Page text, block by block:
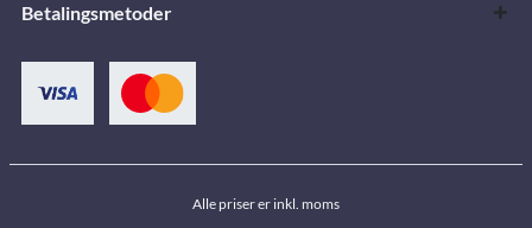
Betalingsmetoder
Alle priser er inkl. moms